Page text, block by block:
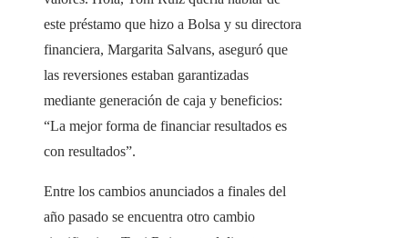
este préstamo que hizo a Bolsa y su directora
financiera, Margarita Salvans, aseguró que
las reversiones estaban garantizadas
mediante generación de caja y beneficios:
“La mejor forma de financiar resultados es
con resultados”.
Entre los cambios anunciados a finales del
año pasado se encuentra otro cambio